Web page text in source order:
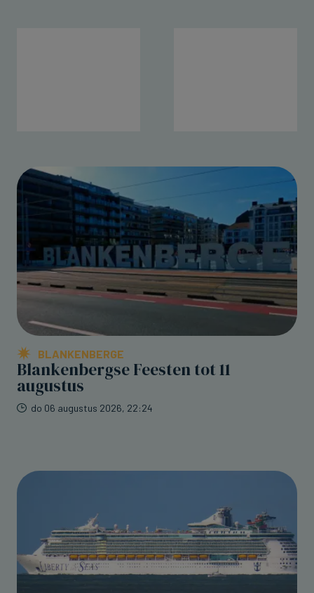
BLANKENBERGE
Blankenbergse Feesten tot 11
augustus
do 06 augustus 2026, 22:24